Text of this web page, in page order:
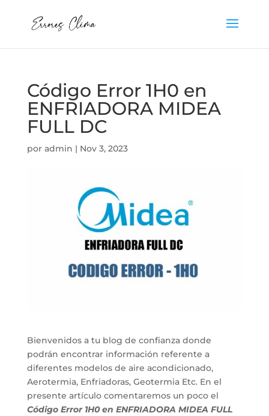
Código Error 1H0 en
ENFRIADORA MIDEA
FULL DC
por admin | Nov 3, 2023
Bienvenidos a tu blog de confianza donde
podrán encontrar información referente a
diferentes modelos de aire acondicionado,
Aerotermia, Enfriadoras, Geotermia Etc. En el
presente artículo comentaremos un poco el
Código Error 1H0 en ENFRIADORA MIDEA FULL